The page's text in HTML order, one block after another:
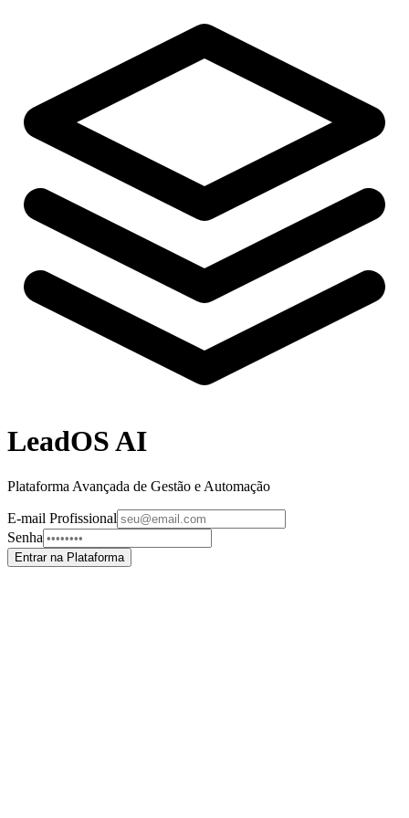
LeadOS AI
Plataforma Avançada de Gestão e Automação
E-mail Profissional
Senha
Entrar na Plataforma